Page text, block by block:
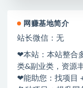
网赚基地简介
站长微信：无
❤本站：本站整合
类&副业类，资源
❤能助您：找项目